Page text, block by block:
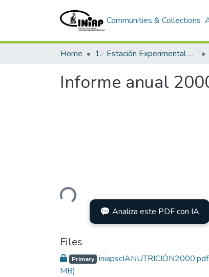
Communities & Collections
Home 1.- Estación Experimental Santa Catalina
Informe anual
Loading...
💬 Analiza este PDF con IA
Files
Primary iniapscIANUTRICIÓN2000.pdf
MB)